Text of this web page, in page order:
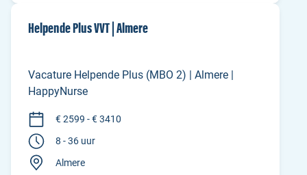
Helpende Plus VVT | Almere
Vacature Helpende Plus (MBO 2) | Almere |
HappyNurse
€ 2599 - € 3410
8 - 36 uur
Almere